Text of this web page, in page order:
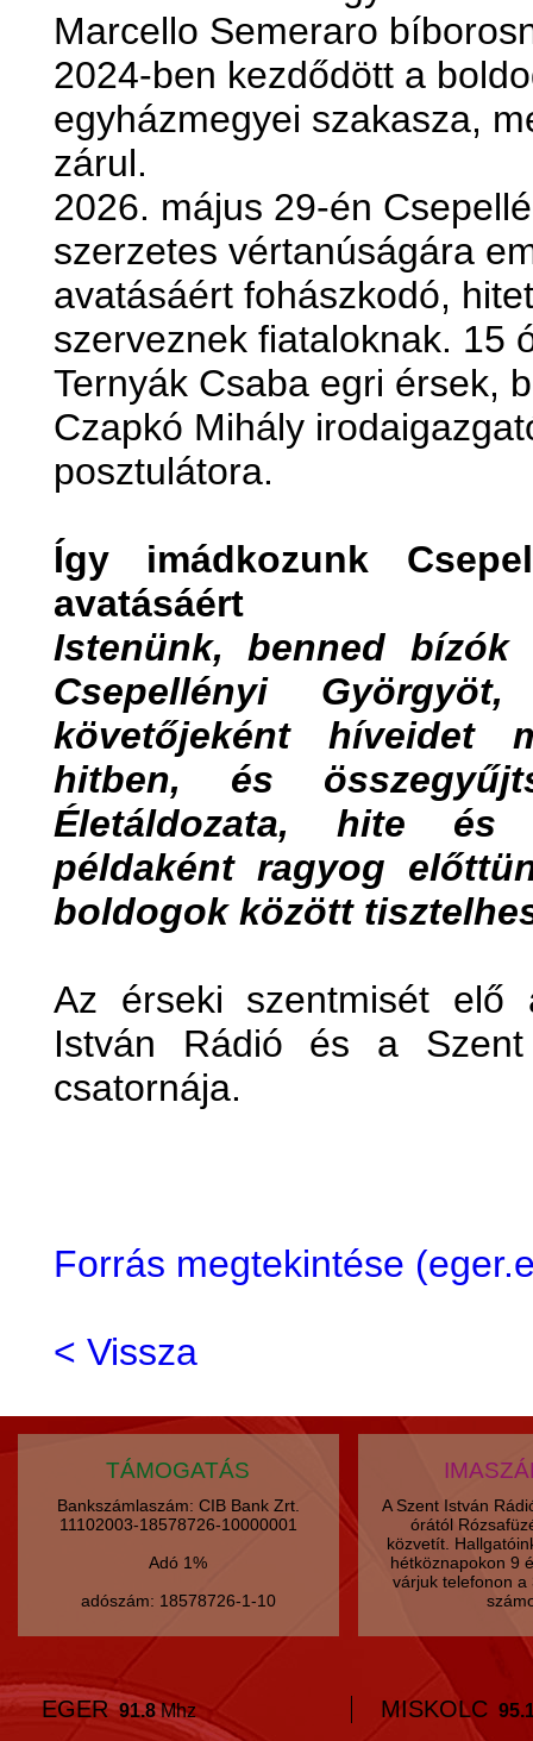
Marcello Semeraro
2024-ben kezdődött a
egyházmegyei szakasza,
zárul.
2026. május 29-én
szerzetes vértanúságára
avatásáért fohászkodó,
szerveznek fiataloknak. 15
Ternyák Csaba egri érsek,
Czapkó Mihály
posztulátora.
Így imádkozunk
avatásáért
Istenünk, benned
Csepellényi
követőjeként híveidet
hitben, és
Életáldozata, hite és
példaként ragyog
boldogok között
Az érseki szentmisét elő
István Rádió és a Szent
csatornája.
Forrás megtekintése
< Vissza
TÁMOGATÁS
Bankszámlaszám: CIB Bank Zrt.
11102003-18578726-10000001
Adó 1%
adószám: 18578726-1-10
A Szent István
órától
közvetít.
hétköznapokon 9
várjuk telefonon
EGER 91.8Mhz MISKOLC